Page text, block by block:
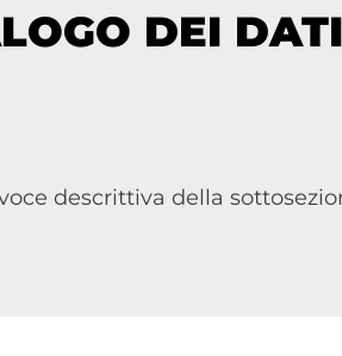
DEI
descrittiva della